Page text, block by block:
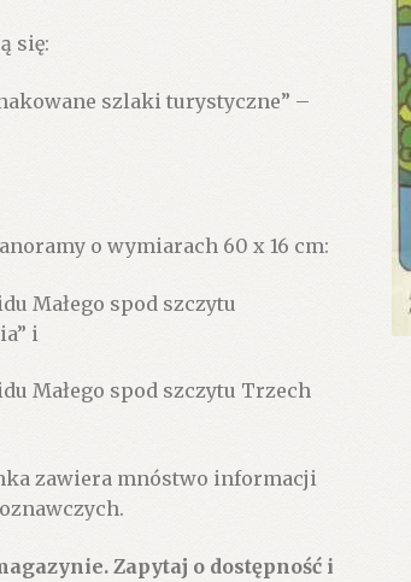
się:
szlaki turystyczne” –
o wymiarach 60 x 16 cm:
Małego spod szczytu
i
Małego spod szczytu Trzech
zawiera mnóstwo informacji
Zapytaj o dostępność i